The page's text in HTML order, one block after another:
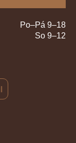
Po–Pá 9–18
So 9–12